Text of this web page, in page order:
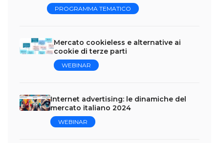
PROGRAMMA TEMATICO
Mercato cookieless e alternative ai
cookie di terze parti
WEBINAR
Internet advertising: le dinamiche del
mercato italiano 2024
WEBINAR